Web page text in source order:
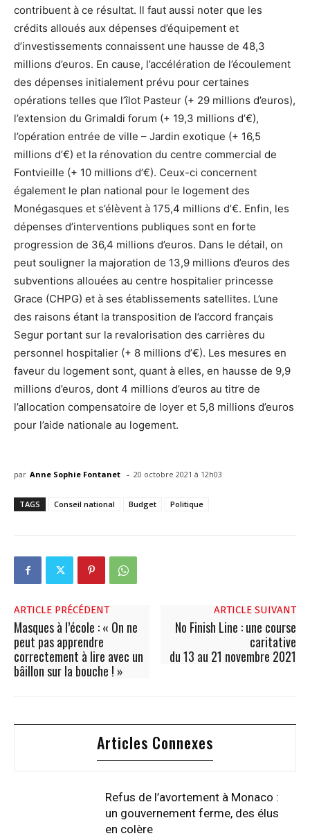
contribuent à ce résultat. Il faut aussi noter que les
crédits alloués aux dépenses d’équipement et
d’investissements connaissent une hausse de 48,3
millions d’euros. En cause, l’accélération de l’écoulement
des dépenses initialement prévu pour certaines
opérations telles que l’îlot Pasteur (+ 29 millions d’euros),
l’extension du Grimaldi forum (+ 19,3 millions d’€),
l’opération entrée de ville – Jardin exotique (+ 16,5
millions d’€) et la rénovation du centre commercial de
Fontvieille (+ 10 millions d’€). Ceux-ci concernent
également le plan national pour le logement des
Monégasques et s’élèvent à 175,4 millions d’€. Enfin, les
dépenses d’interventions publiques sont en forte
progression de 36,4 millions d’euros. Dans le détail, on
peut souligner la majoration de 13,9 millions d’euros des
subventions allouées au centre hospitalier princesse
Grace (CHPG) et à ses établissements satellites. L’une
des raisons étant la transposition de l’accord français
Segur portant sur la revalorisation des carrières du
personnel hospitalier (+ 8 millions d’€). Les mesures en
faveur du logement sont, quant à elles, en hausse de 9,9
millions d’euros, dont 4 millions d’euros au titre de
l’allocation compensatoire de loyer et 5,8 millions d’euros
pour l’aide nationale au logement.
par Anne Sophie Fontanet - 20 octobre 2021 à 12h03
TAGS Conseil national Budget Politique
ARTICLE PRÉCÉDENT
Masques à l’école : « On ne
peut pas apprendre
correctement à lire avec un
bâillon sur la bouche ! »
ARTICLE SUIVANT
No Finish Line : une course
caritative
du 13 au 21 novembre 2021
Articles Connexes
Refus de l’avortement à Monaco :
un gouvernement ferme, des élus
en colère